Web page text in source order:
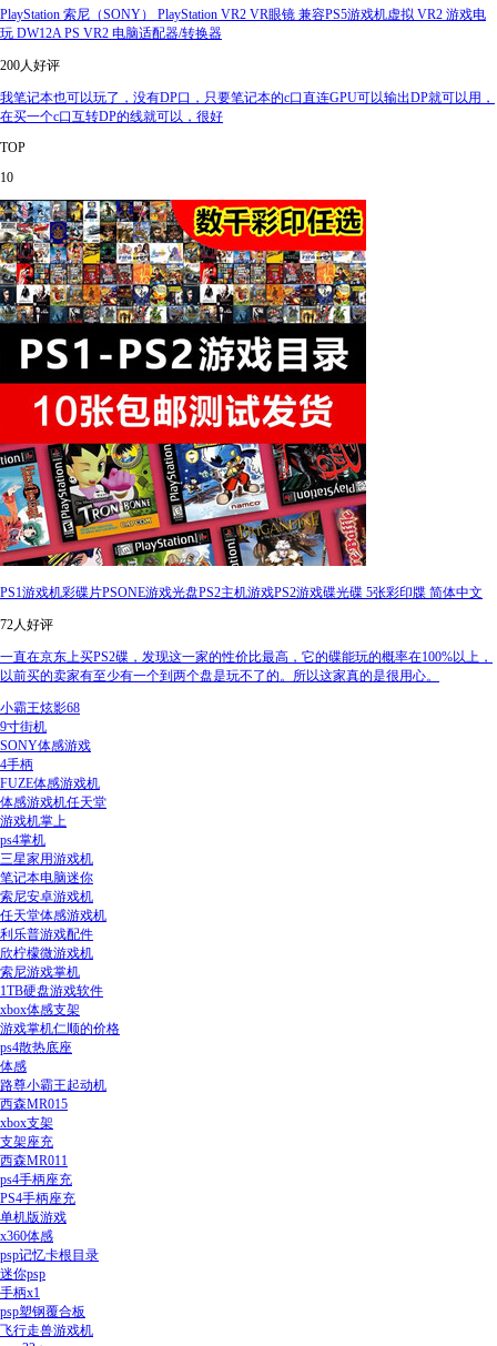
PlayStation 索尼（SONY） PlayStation VR2 VR眼镜 兼容PS5游戏机虚拟 VR2 游戏电
玩 DW12A PS VR2 电脑适配器/转换器
200人好评
我笔记本也可以玩了，没有DP口，只要笔记本的c口直连GPU可以输出DP就可以用，
在买一个c口互转DP的线就可以，很好
TOP
10
PS1游戏机彩碟片PSONE游戏光盘PS2主机游戏PS2游戏碟光碟 5张彩印牒 简体中文
72人好评
一直在京东上买PS2碟，发现这一家的性价比最高，它的碟能玩的概率在100%以上，
以前买的卖家有至少有一个到两个盘是玩不了的。所以这家真的是很用心。
小霸王炫影68
9寸街机
SONY体感游戏
4手柄
FUZE体感游戏机
体感游戏机任天堂
游戏机掌上
ps4掌机
三星家用游戏机
笔记本电脑迷你
索尼安卓游戏机
任天堂体感游戏机
利乐普游戏配件
欣柠檬微游戏机
索尼游戏掌机
1TB硬盘游戏软件
xbox体感支架
游戏掌机仁顺的价格
ps4散热底座
体感
路尊小霸王起动机
西森MR015
xbox支架
支架座充
西森MR011
ps4手柄座充
PS4手柄座充
单机版游戏
x360体感
psp记忆卡根目录
迷你psp
手柄x1
psp塑钢覆合板
飞行走兽游戏机